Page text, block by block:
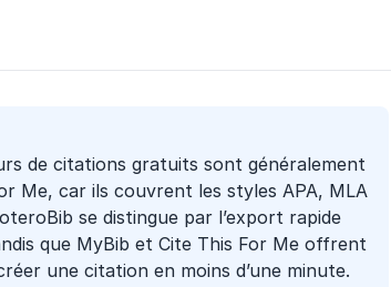
de citations gratuits sont généralement
Me, car ils couvrent les styles APA, MLA
se distingue par l’export rapide
que MyBib et Cite This For Me offrent
une citation en moins d’une minute.